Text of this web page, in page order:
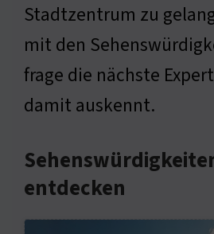
Stadtzentrum zu
mit den
frage die nächste
damit auskennt.
entdecken